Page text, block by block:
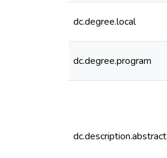
dc.degree.local
dc.degree.program
dc.description.abstract